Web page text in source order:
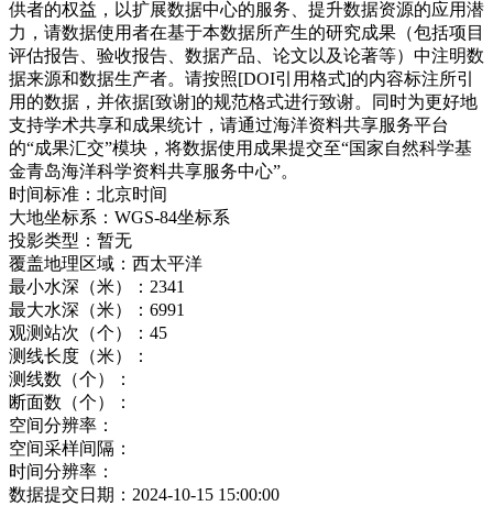
供者的权益，以扩展数据中心的服务、提升数据资源的应用潜
力，请数据使用者在基于本数据所产生的研究成果（包括项目
评估报告、验收报告、数据产品、论文以及论著等）中注明数
据来源和数据生产者。请按照[DOI引用格式]的内容标注所引
用的数据，并依据[致谢]的规范格式进行致谢。同时为更好地
支持学术共享和成果统计，请通过海洋资料共享服务平台
的“成果汇交”模块，将数据使用成果提交至“国家自然科学基
金青岛海洋科学资料共享服务中心”。
时间标准： 北京时间
大地坐标系： WGS-84坐标系
投影类型： 暂无
覆盖地理区域： 西太平洋
最小水深（米）： 2341
最大水深（米）： 6991
观测站次（个）： 45
测线长度（米）：
测线数（个）：
断面数（个）：
空间分辨率：
空间采样间隔：
时间分辨率：
数据提交日期： 2024-10-15 15:00:00